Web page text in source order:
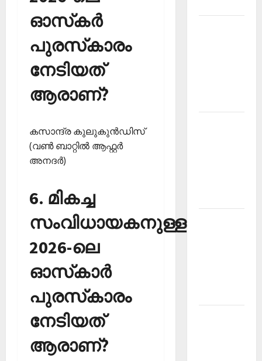
ഓസ്‌കര്‍
പുരസ്‌കാരം
നേടിയത്
ആരാണ്?
കസാന്ദ്ര കുലുകുന്‍ഡിസ്
(വണ്‍ ബാറ്റില്‍ ആഫ്റ്റര്‍
അനദര്‍)
6. മികച്ച
സംവിധായകനുള്ള
2026-ലെ
ഓസ്‌കാര്‍
പുരസ്‌കാരം
നേടിയത്
ആരാണ്?